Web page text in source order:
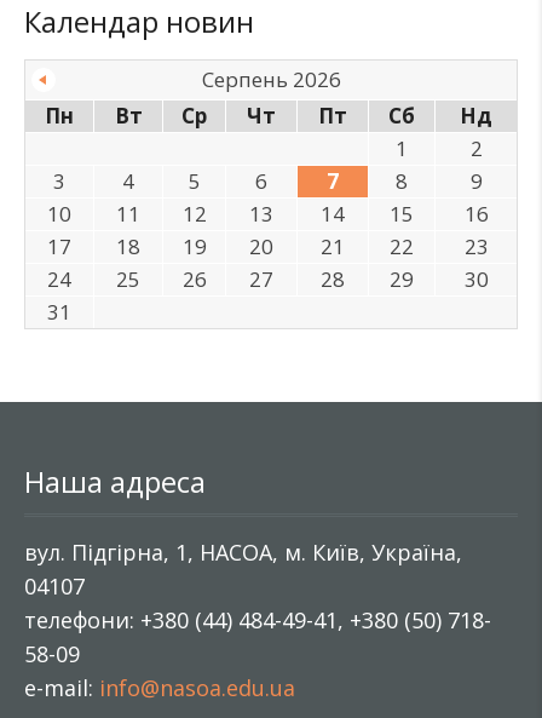
Календар новин
Серпень 2026
Пн
Вт Ср Чт Пт Сб
Нд
1
2
3
4 5 6 7 8
9
10
11 12 13 14 15
16
17
18 19 20 21 22
23
24
25 26 27 28 29
30
31
Наша адреса
вул. Підгірна, 1, НАСОА, м. Київ, Україна,
04107
телефони: +380 (44) 484-49-41, +380 (50) 718-
58-09
e-mail: info@nasoa.edu.ua